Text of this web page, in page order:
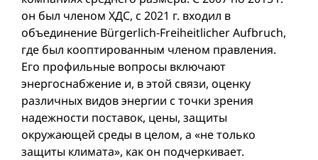
он был членом ХДС, с 2021 г. входил в
объединение Bürgerlich-Freiheitlicher Aufbruch,
где был кооптированным членом правления.
Его профильные вопросы включают
энергоснабжение и, в этой связи, оценку
различных видов энергии с точки зрения
надежности поставок, цены, защиты
окружающей среды в целом, а «не только
защиты климата», как он подчеркивает.